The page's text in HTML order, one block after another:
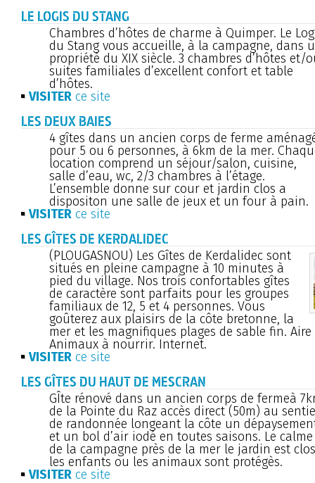
LE LOGIS DU STANG
Chambres d’hôtes de charme à Quimper. Le
du Stang vous accueille, à la campagne, dans
propriété du XIX siècle. 3 chambres d’hôtes et/
suites familiales d’excellent confort et table
d’hôtes.
VISITER ce site
LES DEUX BAIES
4 gîtes dans un ancien corps de ferme
pour 5 ou 6 personnes, à 6km de la mer.
location comprend un séjour/salon, cuisine,
salle d’eau, wc, 2/3 chambres à l’étage.
L’ensemble donne sur cour et jardin clos a
dispositon une salle de jeux et un four à pain.
VISITER ce site
LES GÎTES DE KERDALIDEC
(PLOUGASNOU) Les Gîtes de Kerdalidec sont
situés en pleine campagne à 10 minutes à
pied du village. Nos trois confortables gîtes
de caractère sont parfaits pour les groupes
familiaux de 12, 5 et 4 personnes. Vous
goûterez aux plaisirs de la côte bretonne, la
mer et les magnifiques plages de sable fin. Aire
Animaux à nourrir. Internet.
VISITER ce site
LES GÎTES DU HAUT DE MESCRAN
GÎte rénové dans un ancien corps de fermeà
de la Pointe du Raz accès direct (50m) au
de randonnée longeant la côte un
et un bol d’air iodé en toutes saisons. Le calme
de la campagne près de la mer le jardin est clos
les enfants ou les animaux sont protégès.
VISITER ce site